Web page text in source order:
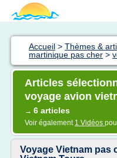
Accueil > Thèmes &
martinique pas cher >
Articles
voyage avion
→ 6 articles
Voir également 1 Vidéos
Voyage Vietnam pas